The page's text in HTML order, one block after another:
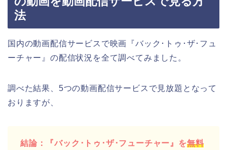
法
国内の動画配信サービスで映画『バック･トゥ･ザ･フュ
ーチャー』の配信状況を全て調べてみました。
調べた結果、5つの動画配信サービスで見放題となって
おりますが、
結論：『バック･トゥ･ザ･フューチャー』を無料